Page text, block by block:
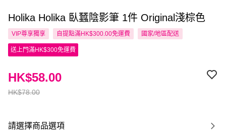
Holika Holika 臥蠶陰影筆 1件 Original淺棕色
VIP尊享獨享 自提點滿HK$300.00免運費 國家/地區配送
送上門滿HK$300免運費
HK$78.00
HK$58.00
請選擇商品選項